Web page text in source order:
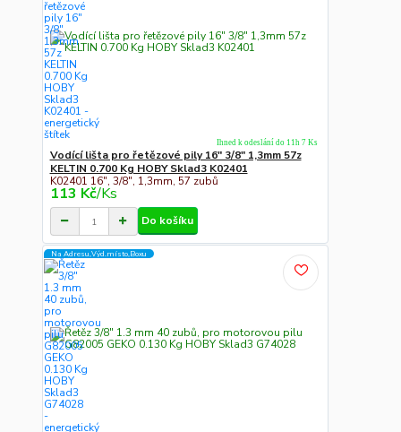
Vodící lišta pro řetězové pily 16" 3/8" 1,3mm 57z
KELTIN 0.700 Kg HOBY Sklad3 K02401
K02401 16", 3/8", 1,3mm, 57 zubů
113 Kč/Ks
Ihned k odeslání do 11h 7 Ks
Do košíku
Na Adresu,Výd.místo,Boxu